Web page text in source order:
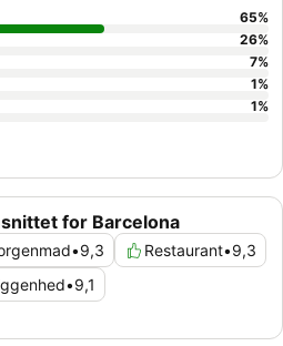
for Barcelona
•9,3 Restaurant•9,3
•9,1
65%
26%
7%
1%
1%